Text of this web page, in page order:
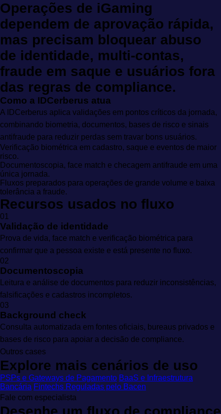
Operações de iGaming
dependem de aprovação rápida,
mas precisam bloquear abuso
de identidade, multi-contas,
fraude em saque e usuários fora
das regras de compliance.
Como a IDCerberus atua
A IDCerberus aplica validações em pontos críticos da jornada,
combinando biometria, documentos, bases de risco e sinais
antifraude para reduzir perdas sem travar bons usuários.
Verificação biométrica em cadastro, saque e eventos de maior
risco.
Documentoscopia, face match e checagem antifraude em uma
única jornada.
Fluxos preparados para operações de grande volume e baixa
tolerância a fraude.
Recursos usados no fluxo
01
Validação de identidade
Prova de vida, face match e verificação biométrica para
confirmar que a pessoa existe e está presente no fluxo.
02
Documentoscopia
Leitura e análise de documentos para reduzir inconsistências,
falsificações e cadastros incompletos.
03
Background check
Consulta automatizada em fontes oficiais, bureaus privados e
bases de risco para apoiar a decisão de compliance.
Outros cases
Explore mais cenários de uso
PSPs e Gateways de Pagamento BaaS e Infraestrutura
Bancária Fintechs Reguladas pelo Bacen
Fale com especialista